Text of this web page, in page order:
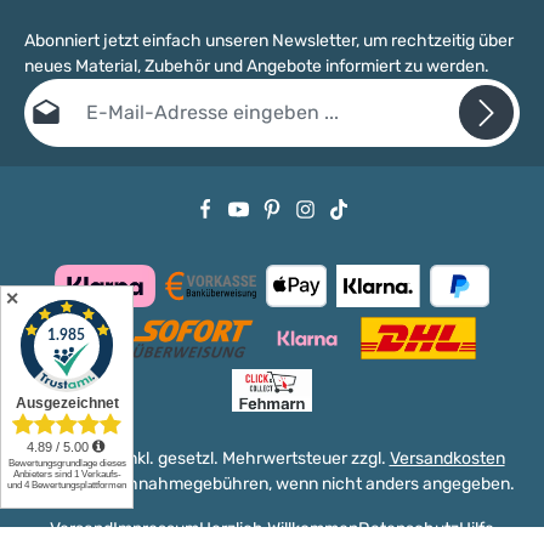
Abonniert jetzt einfach unseren Newsletter, um rechtzeitig über
neues Material, Zubehör und Angebote informiert zu werden.
E-Mail-Adresse*
Datenschutzbestimmungenzur Kenntnis genommen
Alle Preise inkl. gesetzl. Mehrwertsteuer zzgl. Versandkosten
und ggf. Nachnahmegebühren, wenn nicht anders angegeben.
VersandImpressumHerzlich WillkommenDatenschutzHilfe
✕